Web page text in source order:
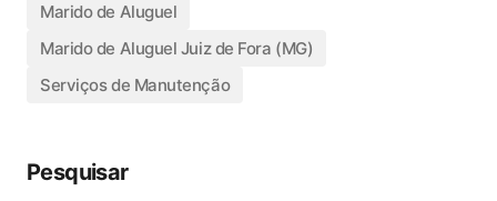
Marido de Aluguel
Marido de Aluguel Juiz de Fora (MG)
Serviços de Manutenção
Pesquisar